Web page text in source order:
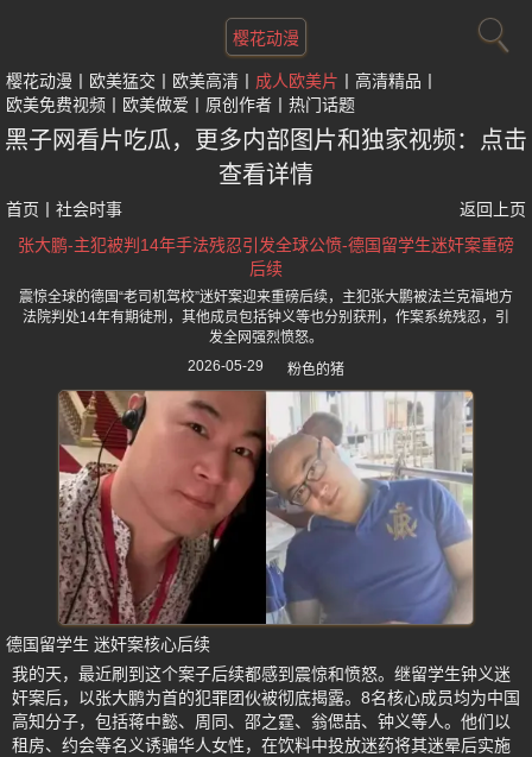
樱花动漫
樱花动漫 欧美猛交 欧美高清 成人欧美片
高清精品
欧美免费视频
欧美做爱 原创作者 热门话题
黑子网看片吃瓜，更多内部图片和独家视频：点击
查看详情
首页 社会时事
返回上页
张大鹏-主犯被判14年手法残忍引发全球公愤-德国留学生迷奸案重磅
后续
震惊全球的德国“老司机驾校”迷奸案迎来重磅后续，主犯张大鹏被法兰克福地方
法院判处14年有期徒刑，其他成员包括钟义等也分别获刑，作案系统残忍，引
发全网强烈愤怒。
2026-05-29
粉色的猪
德国留学生 迷奸案核心后续
我的天，最近刷到这个案子后续都感到震惊和愤怒。继留学生钟义迷
奸案后，以张大鹏为首的犯罪团伙被彻底揭露。8名核心成员均为中国
高知分子，包括蒋中懿、周同、邵之霆、翁偲喆、钟义等人。他们以
租房、约会等名义诱骗华人女性，在饮料中投放迷药将其迷晕后实施